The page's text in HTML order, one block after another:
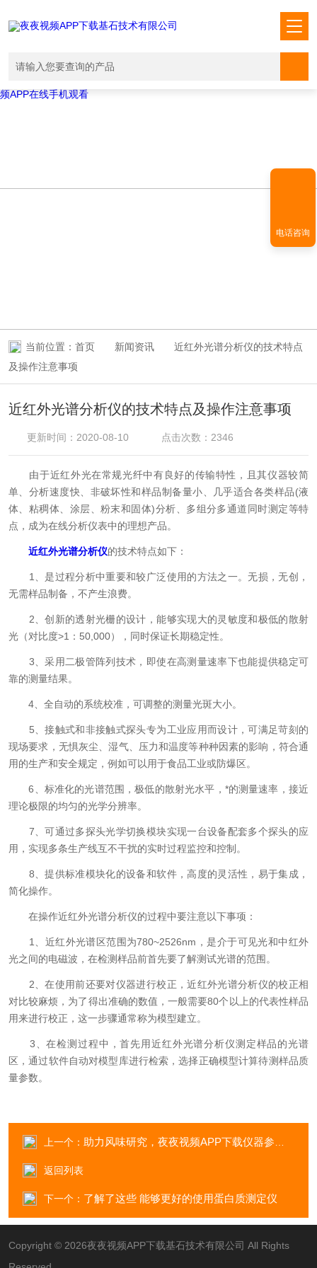
/www/wwwroot/T1.COM/func.phpon line
file_put_contents(./cachefile_yuan/shendoushi.net/cache/69/d775a/
failed to open stream: No such file or directory in
/www/wwwroot/T1.COM/func.php
夜夜视频APP下载,夜夜爽视频APP看片,夜夜夜风流视频下载APP,夜夜视
频APP在线手机观看
当前位置： 首页 新闻资讯
近红外光谱分析仪的技术特点
及操作注意事项
近红外光谱分析仪的技术特点及操作注意事项
更新时间：2020-08-10 点击次数：2346
由于近红外光在常规光纤中有良好的传输特性，且其仪器较简
单、分析速度快、非破坏性和样品制备量小、几乎适合各类样品(液
体、粘稠体、涂层、粉末和固体)分析、多组分多通道同时测定等特
点，成为在线分析仪表中的理想产品。
近红外光谱分析仪的技术特点如下：
1、是过程分析中重要和较广泛使用的方法之一。无损，无创，
无需样品制备，不产生浪费。
2、创新的透射光栅的设计，能够实现大的灵敏度和极低的散射
光（对比度>1：50,000），同时保证长期稳定性。
3、采用二极管阵列技术，即使在高测量速率下也能提供稳定可
靠的测量结果。
4、全自动的系统校准，可调整的测量光斑大小。
5、接触式和非接触式探头专为工业应用而设计，可满足苛刻的
现场要求，无惧灰尘、湿气、压力和温度等种种因素的影响，符合通
用的生产和安全规定，例如可以用于食品工业或防爆区。
6、标准化的光谱范围，极低的散射光水平，*的测量速率，接近
理论极限的均匀的光学分辨率。
7、可通过多探头光学切换模块实现一台设备配套多个探头的应
用，实现多条生产线互不干扰的实时过程监控和控制。
8、提供标准模块化的设备和软件，高度的灵活性，易于集成，
简化操作。
在操作近红外光谱分析仪的过程中要注意以下事项：
1、近红外光谱区范围为780~2526nm，是介于可见光和中红外
光之间的电磁波，在检测样品前首先要了解测试光谱的范围。
2、在使用前还要对仪器进行校正，近红外光谱分析仪的校正相
对比较麻烦，为了得出准确的数值，一般需要80个以上的代表性样品
用来进行校正，这一步骤通常称为模型建立。
3、在检测过程中，首先用近红外光谱分析仪测定样品的光谱
区，通过软件自动对模型库进行检索，选择正确模型计算待测样品质
量参数。
上一个： 助力风味研究，夜夜视频APP下载仪器参会第二届果蔬食品发展大会
返回列表
下一个： 了解了这些 能够更好的使用蛋白质测定仪
Copyright © 2026夜夜视频APP下载基石技术有限公司 All Rights
电话咨询